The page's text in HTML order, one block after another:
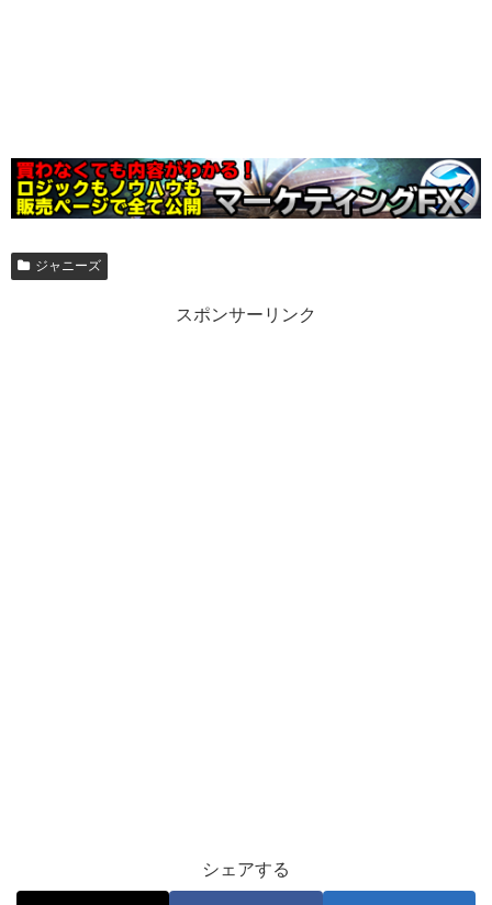
ジャニーズ
スポンサーリンク
シェアする